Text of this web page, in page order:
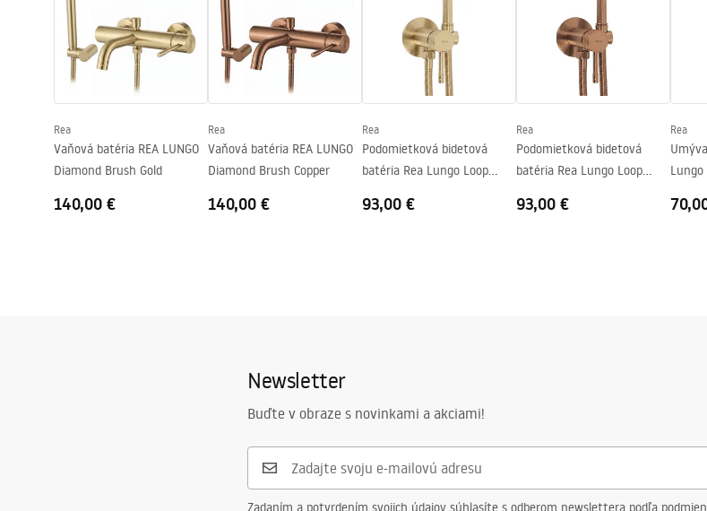
Technológia povrchovej úpravy
PVD
Priemer pripojenia
1/2 palca
Záruka
Záručné podmienky
Warranty_Terms_and_Conditions_
Faucets_-_5.pdf
Rea
Vaňová batéria REA LUNGO
Diamond Brush Gold
140,00 €
Rea
Vaňová batéria REA LUNGO
Diamond Brush Copper
140,00 €
Rea
Podomietková bidetová
batéria Rea Lungo Loop
93,00 €
Rea
Podomietková bidetová
batéria Rea Lungo Loop
93,00 €
Rea
Newsletter
Buďte v obraze s novinkami a akciami!
Zadaním a potvrdením svojich údajov súhlasíte s odberom newslettera podľa